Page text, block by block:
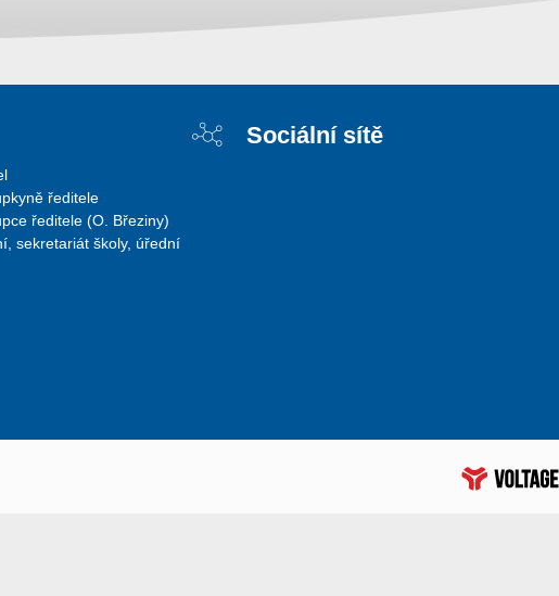
ředitele
ředitele (O. Březiny)
sekretariát školy, úřední
Sociální sítě